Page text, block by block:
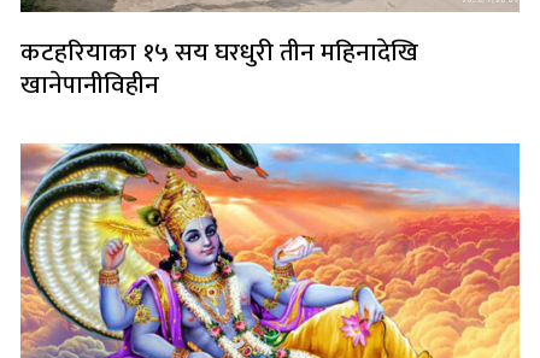
कटहरियाका १५ सय घरधुरी तीन महिनादेखि
खानेपानीविहीन